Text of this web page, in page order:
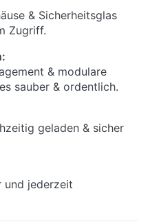
& Sicherheitsglas
Zugriff.
& modulare
sauber & ordentlich.
geladen & sicher
und jederzeit